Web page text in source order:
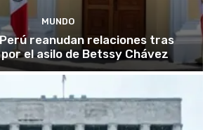
MUNDO
reanudan relaciones tras
el asilo de Betssy Chávez